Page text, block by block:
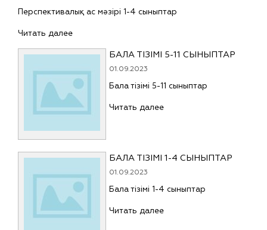
Перспективалық ас мәзірі 1-4 сыныптар
Читать далее
БАЛА ТІЗІМІ 5-11 СЫНЫПТАР
01.09.2023
Бала тізімі 5-11 сыныптар
Читать далее
БАЛА ТІЗІМІ 1-4 СЫНЫПТАР
01.09.2023
Бала тізімі 1-4 сыныптар
Читать далее